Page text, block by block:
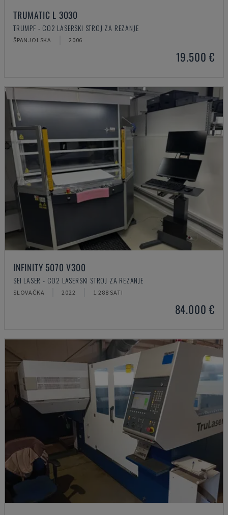
TRUMATIC L 3030
TRUMPF - CO2 LASERSKI STROJ ZA REZANJE
ŠPANJOLSKA 2006
19.500 €
INFINITY 5070 V300
SEI LASER - CO2 LASERSKI STROJ ZA REZANJE
SLOVAČKA 2022 1.288 SATI
84.000 €